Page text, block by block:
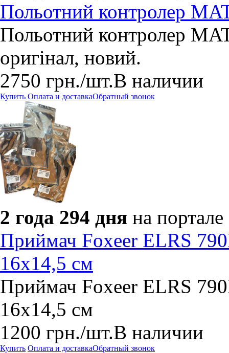
Польотний контролер
Польотний контролер
оригінал, новий.
2750 грн./шт.В наличии
Купить Оплата и доставкаОбратный звонок
2 года 294 дня на портале
Приймач Foxeer ELRS
16х14,5 см
Приймач Foxeer ELRS
16х14,5 см
1200 грн./шт.В наличии
Купить Оплата и доставкаОбратный звонок